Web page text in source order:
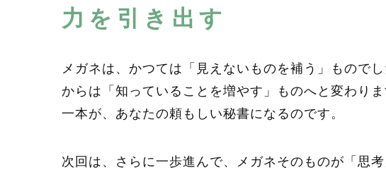
力を引き出す
メガネは、かつては「見えないものを補う」もので
からは「知っていることを増やす」ものへと変わり
一本が、あなたの頼もしい秘書になるのです。
次回は、さらに一歩進んで、メガネそのものが「思